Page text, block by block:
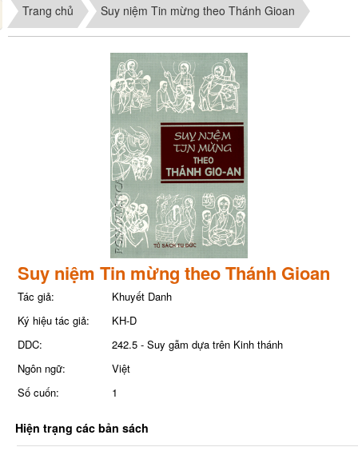
Phiếu Sách
Trang chủ Suy niệm Tin mừng theo Thánh Gioan
Suy niệm Tin mừng theo Thánh Gioan
Tác giả:
Khuyết Danh
Ký hiệu tác giả:
KH-D
DDC:
242.5 - Suy gẫm dựa trên Kinh thánh
Ngôn ngữ:
Việt
Số cuốn:
1
Hiện trạng các bản sách